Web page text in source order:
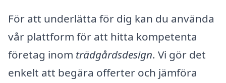
För att underlätta för dig kan du använda
vår plattform för att hitta kompetenta
företag inom trädgårdsdesign. Vi gör det
enkelt att begära offerter och jämföra